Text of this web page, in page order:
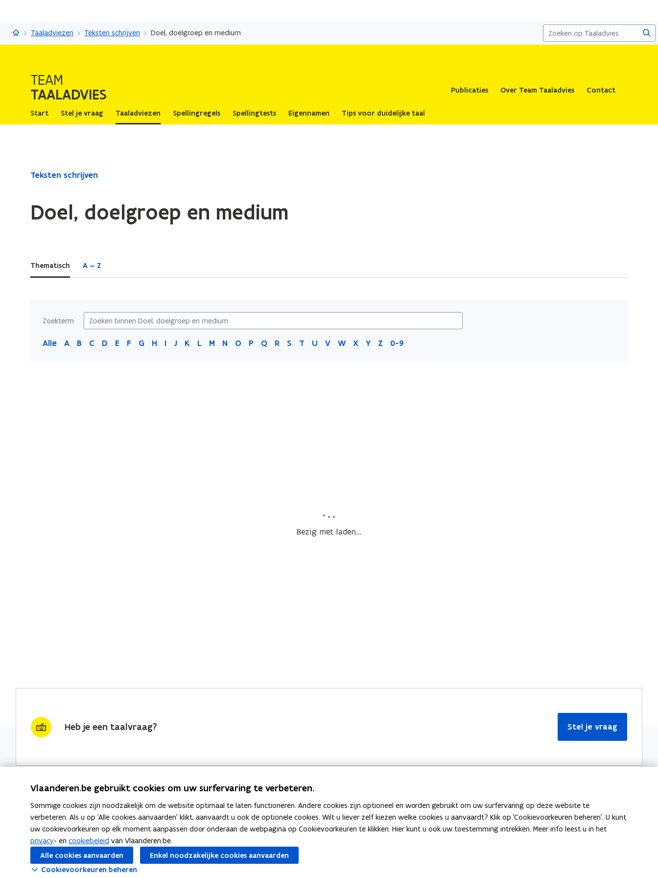
naar
TaaladviesTaaladviezen Teksten schrijven Doel, doelgroep en medium
TEAM
TAALADVIES Publicaties Over Team Taaladvies Contact
Start Stel je vraag Taaladviezen Spellingregels Spellingtests Eigennamen Tips voor duidelijke taal
Gedaan
Doel,
doelgroep
Teksten schrijven
Doel, doelgroep en medium
Thematisch A — Z
Zoekterm
Alle A B C D E F G H I J K L M N O P Q R S T U V W X Y Z 0-9
Bezig met laden...
Heb je een taalvraag? Stel je vraag
Nieuwsbrief krijgen?
vraag & woord van de week
wekelijks in je mailbox
Schrijf je in
Thema's
Spellingregels
Bekijk ook Meer informatie
Over Team Taaladvies
Vlaanderen.be gebruikt cookies om uw surfervaring te verbeteren.
Sommige cookies zijn noodzakelijk om de website optimaal te laten functioneren. Andere cookies zijn optioneel en worden gebruikt om uw surfervaring op deze website te
verbeteren. Als u op 'Alle cookies aanvaarden' klikt, aanvaardt u ook de optionele cookies. Wilt u liever zelf kiezen welke cookies u aanvaardt? Klik op 'Cookievoorkeuren beheren'. U kunt
uw cookievoorkeuren op elk moment aanpassen door onderaan de webpagina op Cookievoorkeuren te klikken. Hier kunt u ook uw toestemming intrekken. Meer info leest u in het
privacy- en cookiebeleid van Vlaanderen.be.
Alle cookies aanvaarden
Enkel noodzakelijke cookies aanvaarden
Cookievoorkeuren beheren